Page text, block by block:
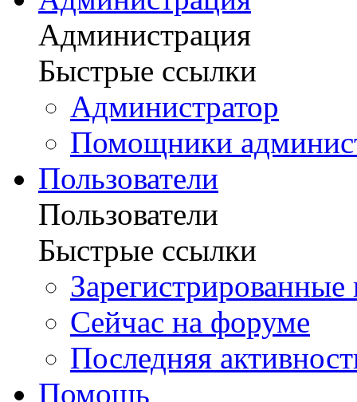
Администрация
Быстрые ссылки
Администратор
Помощники
Пользователи
Пользователи
Быстрые ссылки
Зарегистрированные
Сейчас на форуме
Последняя
Помощь